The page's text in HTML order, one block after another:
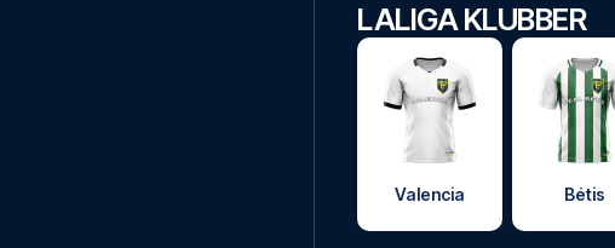
LALIGA KLUBBER
Valencia Bétis